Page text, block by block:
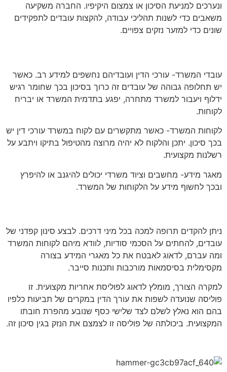
ונערכים למניעת הסיכון או צמצום היקיפיו. החברה משקיעה
משאבים כדי לשנות תהליכי עבודה, להקצות עובדים לתפקידים
שונים כדי למזער נזקים צפויים.
עובדי המשרד- עורכי הדין ועובדיהם נחשפים למידע רב. כאשר
יש תחלופה גבוהה של עובדים זה כרוך בסיכון בכך שחומר רגיש
ידלוף ויעבור למשרד מתחרה, יפגע בתדמית המשרד או יבריח
לקוחות.
לקוחות המשרד- כאשר מתקשרים עם לקוח במשרד עורכי דין יש
בכך סיכון. יתכן והלקוח לא יהיה מרוצה מהטיפול בתיקו ויתבע על
רשלנות מקצועית.
מאגר מידע- מחשבים וציוד משרדי יכולים להיגנב או להיפרץ
ובכך לחשוף מידע על הלקוחות של המשרד.
ניתן להקדים תרופה למכה בכל מיני דרכים. לבצע סינון קפדני של
עובדים, להחתים על הסכמי סודיות, לוודא מיהם לקוחות המשרד
ומה עברם, לדאוג לאבטח את כל מאגרי המידע בצורה
מקסימלית בסיסמאות מורכבות ותכנות סייבר.
למקרה הצורך, מומלץ לדאוג לפוליסת אחריות מקצועית. זו
פוליסה שנועדה לשפות את עורך הדין במקרים של תביעות כלפיו
בהם הוא נאלץ לשלם לצד שלישי כסף שנובע מהפרת חובתו
המקצועית. ביכולתה של פוליסה זו לצמצם את הנזק בגין סיכון זה.